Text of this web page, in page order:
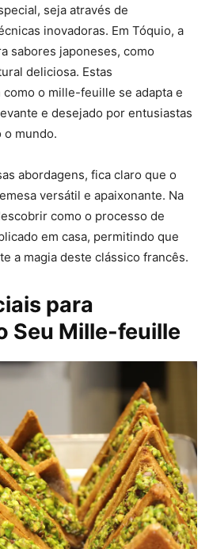
seja através de
inovadoras. Em Tóquio, a
sabores japoneses, como
deliciosa. Estas
o mille-feuille se adapta e
e desejado por entusiastas
o mundo.
abordagens, fica claro que o
versátil e apaixonante. Na
como o processo de
em casa, permitindo que
a magia deste clássico francês.
para
Seu Mille-feuille